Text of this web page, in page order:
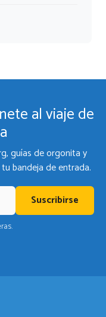
al viaje de
guías de orgonita y
bandeja de entrada.
Suscribirse